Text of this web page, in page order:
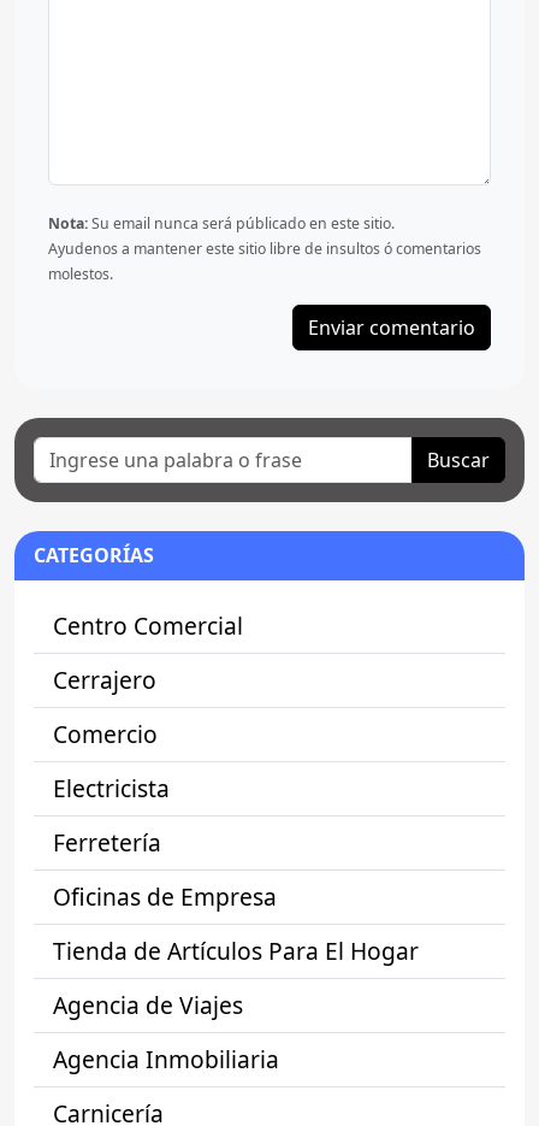
Nota:Su email nunca será públicado en este sitio.
Ayudenos a mantener este sitio libre de insultos ó comentarios
molestos.
Buscar
CATEGORÍAS
Centro Comercial
Cerrajero
Comercio
Electricista
Ferretería
Oficinas de Empresa
Tienda de Artículos Para El Hogar
Agencia de Viajes
Agencia Inmobiliaria
Carnicería